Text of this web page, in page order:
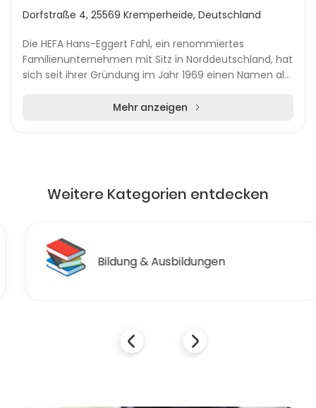
Dorfstraße 4, 25569 Kremperheide, Deutschland
Die HEFA Hans-Eggert Fahl, ein renommiertes
Familienunternehmen mit Sitz in Norddeutschland, hat
sich seit ihrer Gründung im Jahr 1969 einen Namen als
Mehr anzeigen
Weitere Kategorien entdecken
📚 Bildung & Ausbildungen